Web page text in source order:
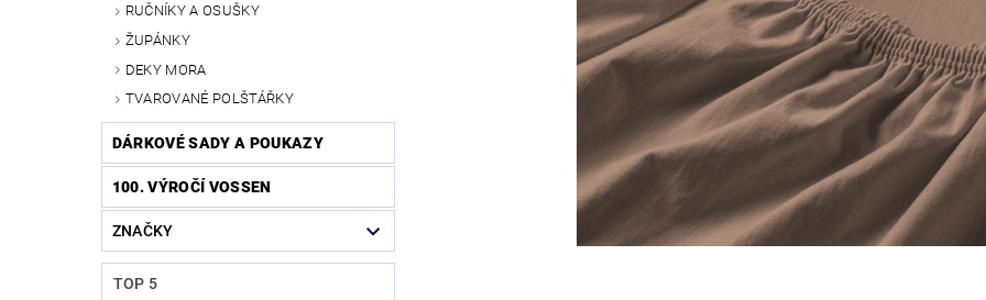
RUČNÍKY A OSUŠKY
ŽUPÁNKY
DEKY MORA
TVAROVANÉ POLŠTÁŘKY
DÁRKOVÉ SADY A POUKAZY
100. VÝROČÍ VOSSEN
ZNAČKY
TOP 5